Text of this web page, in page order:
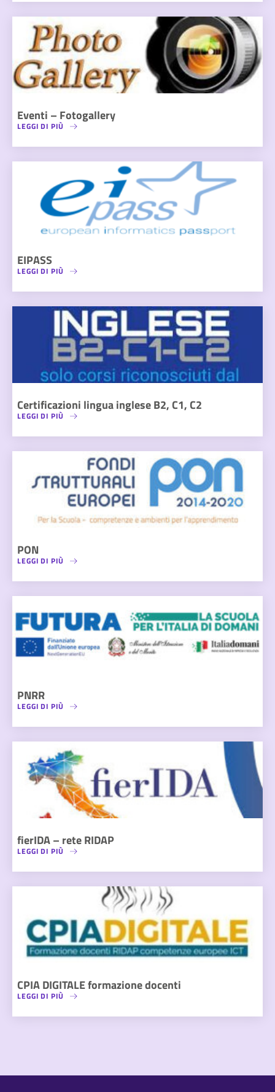
Eventi – Fotogallery
LEGGI DI PIÙ
EIPASS
LEGGI DI PIÙ
Certificazioni lingua inglese B2, C1, C2
LEGGI DI PIÙ
PON
LEGGI DI PIÙ
PNRR
LEGGI DI PIÙ
fierIDA – rete RIDAP
LEGGI DI PIÙ
CPIA DIGITALE formazione docenti
LEGGI DI PIÙ